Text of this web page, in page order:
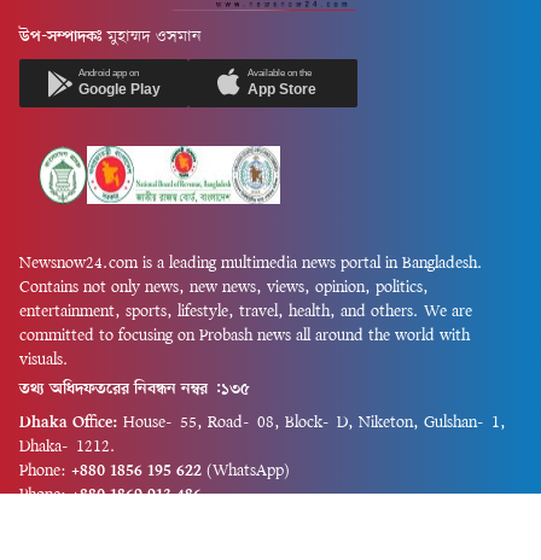
উপ-সম্পাদকঃ মুহাম্মদ ওসমান
Android app on
Google Play
Available on the
App Store
Newsnow24.com is a leading multimedia news portal in Bangladesh.
Contains not only news, new news, views, opinion, politics,
entertainment, sports, lifestyle, travel, health, and others. We are
committed to focusing on Probash news all around the world with
visuals.
তথ্য অধিদফতরের নিবন্ধন নম্বর :১৩৫
Dhaka Office: House-55, Road-08, Block-D, Niketon, Gulshan-1,
Dhaka-1212.
Phone: +880 1856 195 622 (WhatsApp)
Phone: +880 1869 913 486